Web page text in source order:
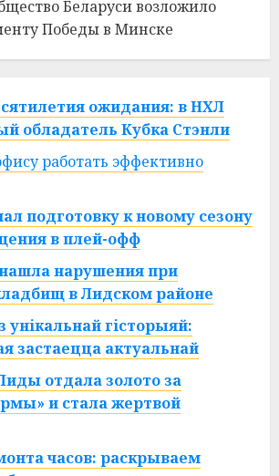
Беларуси возложило
Победы в Минске
ожидания: в НХЛ
обладатель Кубка Стэнли
работать эффективно
подготовку к новому сезону
в плей-офф
нарушения при
в Лидском районе
унікальнай гісторыяй:
застаецца актуальнай
отдала золото за
и стала жертвой
часов: раскрываем